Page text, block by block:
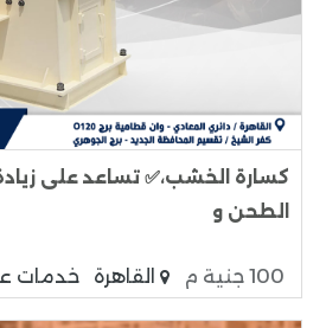
كسارة الخشب،✅ تساعد على
الطحن و
100 جنية م القاهرة خدمات